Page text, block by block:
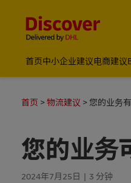
国际物流_国际快递_国
首页中小企业建议电商建议
首页 物流建议 您的业务
您的业务
2024年7月25日 3 分钟